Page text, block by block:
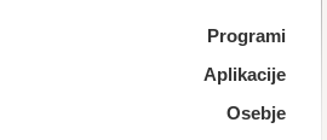
Programi
Aplikacije
Osebje